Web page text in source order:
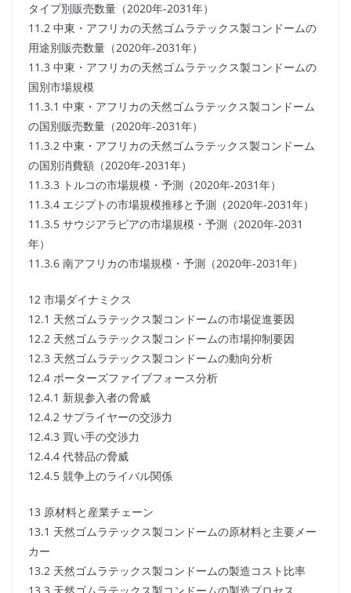
タイプ別販売数量（2020年-2031年）
11.2 中東・アフリカの天然ゴムラテックス製コンドームの
用途別販売数量（2020年-2031年）
11.3 中東・アフリカの天然ゴムラテックス製コンドームの
国別市場規模
11.3.1 中東・アフリカの天然ゴムラテックス製コンドーム
の国別販売数量（2020年-2031年）
11.3.2 中東・アフリカの天然ゴムラテックス製コンドーム
の国別消費額（2020年-2031年）
11.3.3 トルコの市場規模・予測（2020年-2031年）
11.3.4 エジプトの市場規模推移と予測（2020年-2031年）
11.3.5 サウジアラビアの市場規模・予測（2020年-2031
年）
11.3.6 南アフリカの市場規模・予測（2020年-2031年）
12 市場ダイナミクス
12.1 天然ゴムラテックス製コンドームの市場促進要因
12.2 天然ゴムラテックス製コンドームの市場抑制要因
12.3 天然ゴムラテックス製コンドームの動向分析
12.4 ポーターズファイブフォース分析
12.4.1 新規参入者の脅威
12.4.2 サプライヤーの交渉力
12.4.3 買い手の交渉力
12.4.4 代替品の脅威
12.4.5 競争上のライバル関係
13 原材料と産業チェーン
13.1 天然ゴムラテックス製コンドームの原材料と主要メー
カー
13.2 天然ゴムラテックス製コンドームの製造コスト比率